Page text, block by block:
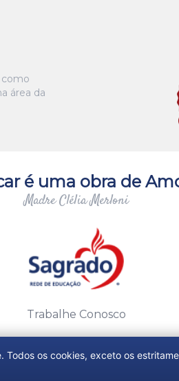
área da
é uma obra de
Madre Clélia Merloni
Trabalhe Conosco
Todos os cookies, exceto os